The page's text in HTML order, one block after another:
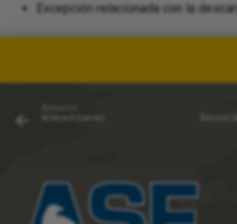
Excepción relacionada con la